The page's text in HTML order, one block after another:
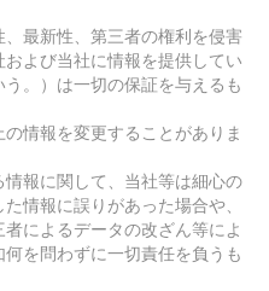
最新性、第三者の権利を侵害
よび当社に情報を提供してい
。）は一切の保証を与えるも
情報を変更することがありま
報に関して、当社等は細心の
情報に誤りがあった場合や、
によるデータの改ざん等によ
を問わずに一切責任を負うも